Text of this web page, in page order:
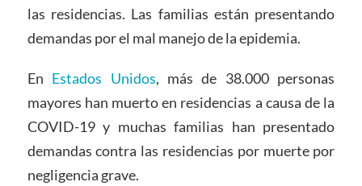
las residencias. Las familias están presentando
demandas por el mal manejo de la epidemia.
En Estados Unidos, más de 38.000 personas
mayores han muerto en residencias a causa de la
COVID-19 y muchas familias han presentado
demandas contra las residencias por muerte por
negligencia grave.